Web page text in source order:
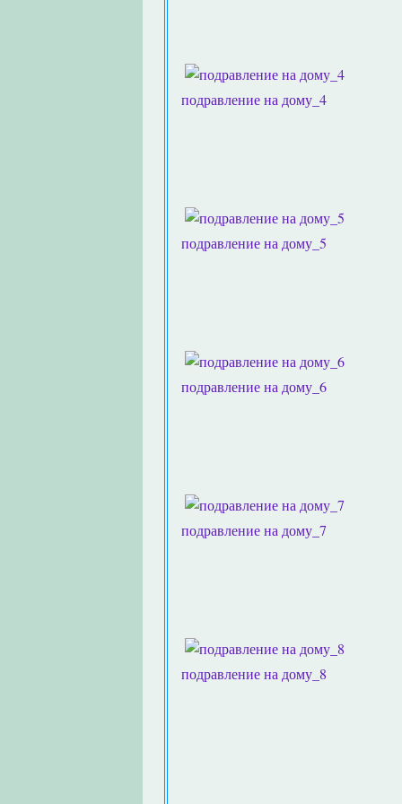
подравление на дому_4
подравление на дому_5
подравление на дому_6
подравление на дому_7
подравление на дому_8